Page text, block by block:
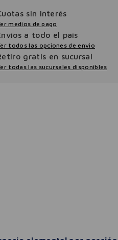
sin interés
medios de pago
a todo el pais
todos las opciones de envio
gratis en sucursal
todas las sucursales disponibles